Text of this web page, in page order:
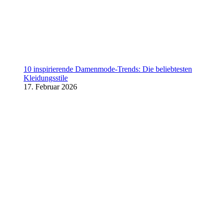
10 inspirierende Damenmode-Trends: Die beliebtesten
Kleidungsstile
17. Februar 2026